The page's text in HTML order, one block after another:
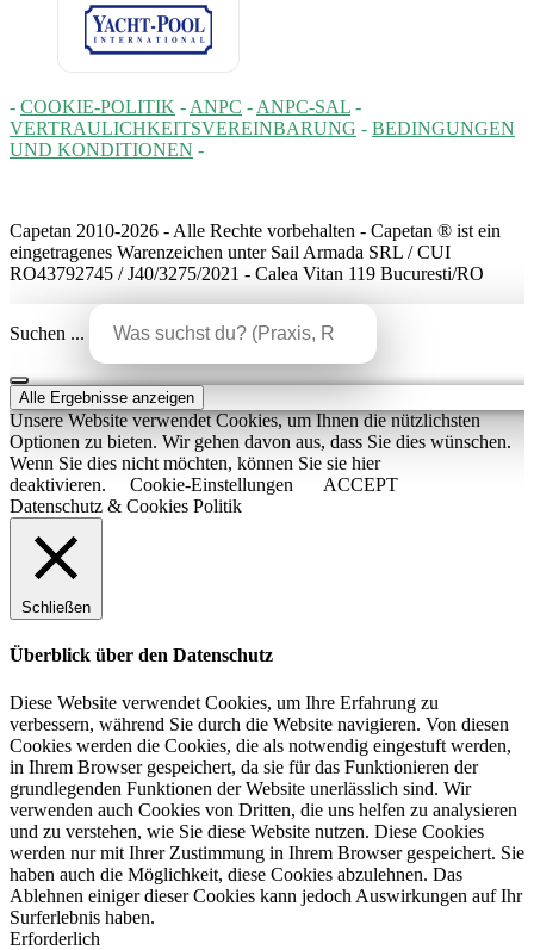
- COOKIE-POLITIK - ANPC - ANPC-SAL -
VERTRAULICHKEITSVEREINBARUNG - BEDINGUNGEN
UND KONDITIONEN -
Capetan 2010-2026 - Alle Rechte vorbehalten - Capetan ® ist ein
eingetragenes Warenzeichen unter Sail Armada SRL / CUI
RO43792745 / J40/3275/2021 - Calea Vitan 119 Bucuresti/RO
Suchen ...
Alle Ergebnisse anzeigen
Unsere Website verwendet Cookies, um Ihnen die nützlichsten
Optionen zu bieten. Wir gehen davon aus, dass Sie dies wünschen.
Wenn Sie dies nicht möchten, können Sie sie hier
deaktivieren.
Cookie-Einstellungen
ACCEPT
Datenschutz & Cookies Politik
Schließen
Überblick über den Datenschutz
Diese Website verwendet Cookies, um Ihre Erfahrung zu
verbessern, während Sie durch die Website navigieren. Von diesen
Cookies werden die Cookies, die als notwendig eingestuft werden,
in Ihrem Browser gespeichert, da sie für das Funktionieren der
grundlegenden Funktionen der Website unerlässlich sind. Wir
verwenden auch Cookies von Dritten, die uns helfen zu analysieren
und zu verstehen, wie Sie diese Website nutzen. Diese Cookies
werden nur mit Ihrer Zustimmung in Ihrem Browser gespeichert. Sie
haben auch die Möglichkeit, diese Cookies abzulehnen. Das
Ablehnen einiger dieser Cookies kann jedoch Auswirkungen auf Ihr
Surferlebnis haben.
Erforderlich